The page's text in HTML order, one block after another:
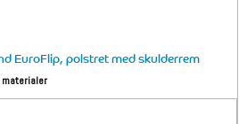
EuroFlip, polstret med skulderrem
materialer